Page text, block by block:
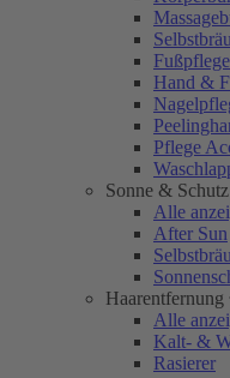
Hand &
Pflege
Sonne & Schutz
Alle
After Sun
Haarentfernung
Alle
Kalt- &
Rasierer